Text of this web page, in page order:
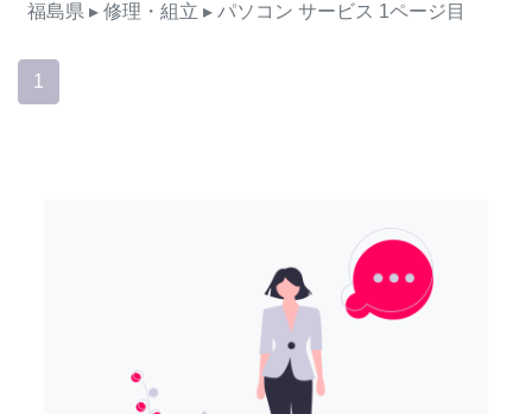
福島県 ▸ 修理・組立 ▸ パソコン サービス 1ページ目
1